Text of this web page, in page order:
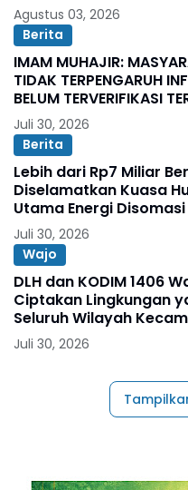
Agustus 03, 2026
Berita
IMAM MUHAJIR:
TIDAK TERPENGARUH
BELUM TERVERIFIKASI
BOLO
Juli 30, 2026
Berita
Lebih dari Rp7 Miliar
Diselamatkan Kuasa
Utama Energi
Wanprestasi
Juli 30, 2026
Wajo
DLH dan KODIM 1406
Ciptakan Lingkungan
Seluruh Wilayah
Juli 30, 2026